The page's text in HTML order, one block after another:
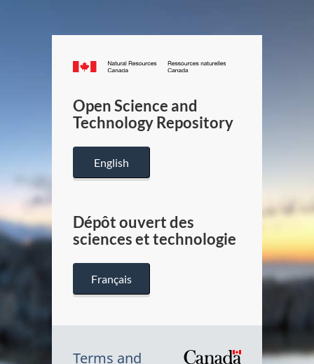
Canada.ca
/
Canada
Open Science and
Technology Repository
English
Dépôt ouvert des
sciences et technologie
Français
Terms and